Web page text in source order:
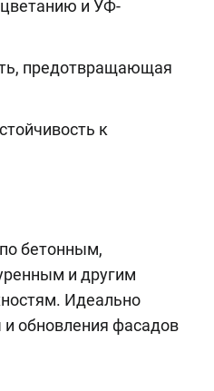
и УФ-
предотвращающая
к
бетонным,
и другим
Идеально
обновления фасадов